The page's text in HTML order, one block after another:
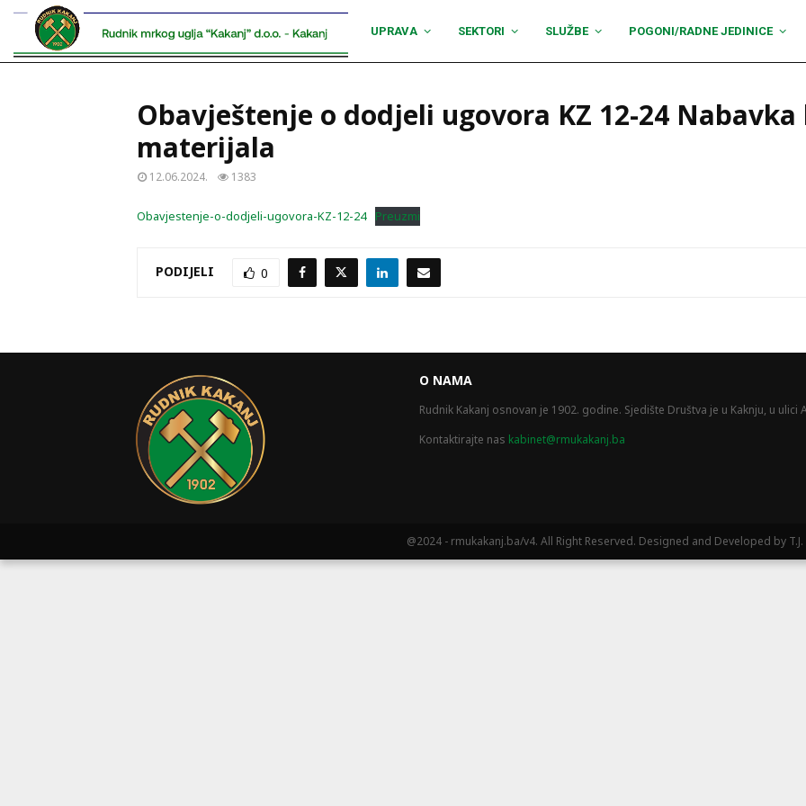
UPRAVA SEKTORI SLUŽBE POGONI/RADNE JEDINICE
Obavještenje o dodjeli ugovora KZ 12-24
materijala
12.06.2024. 1383
Obavjestenje-o-dodjeli-ugovora-KZ-12-24 Preuzmi
PODIJELI 0
O NAMA
Rudnik Kakanj osnovan je 1902. godine. Sjedište Društva je u Kaknju, u ulici
Kontaktirajte nas kabinet@rmukakanj.ba
@2024 - rmukakanj.ba/v4. All Right Reserved. Designed and Developed by T.J.